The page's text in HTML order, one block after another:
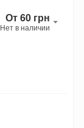
От 60 грн
Нет в наличии